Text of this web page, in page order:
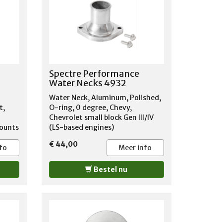
:
Spectre Performance
Water Necks 4932
Water Neck, Aluminum, Polished,
O-ring, 0 degree, Chevy,
Chevrolet small block Gen III/IV
(LS-based engines)
€ 44,00
Meer info
Bestel nu